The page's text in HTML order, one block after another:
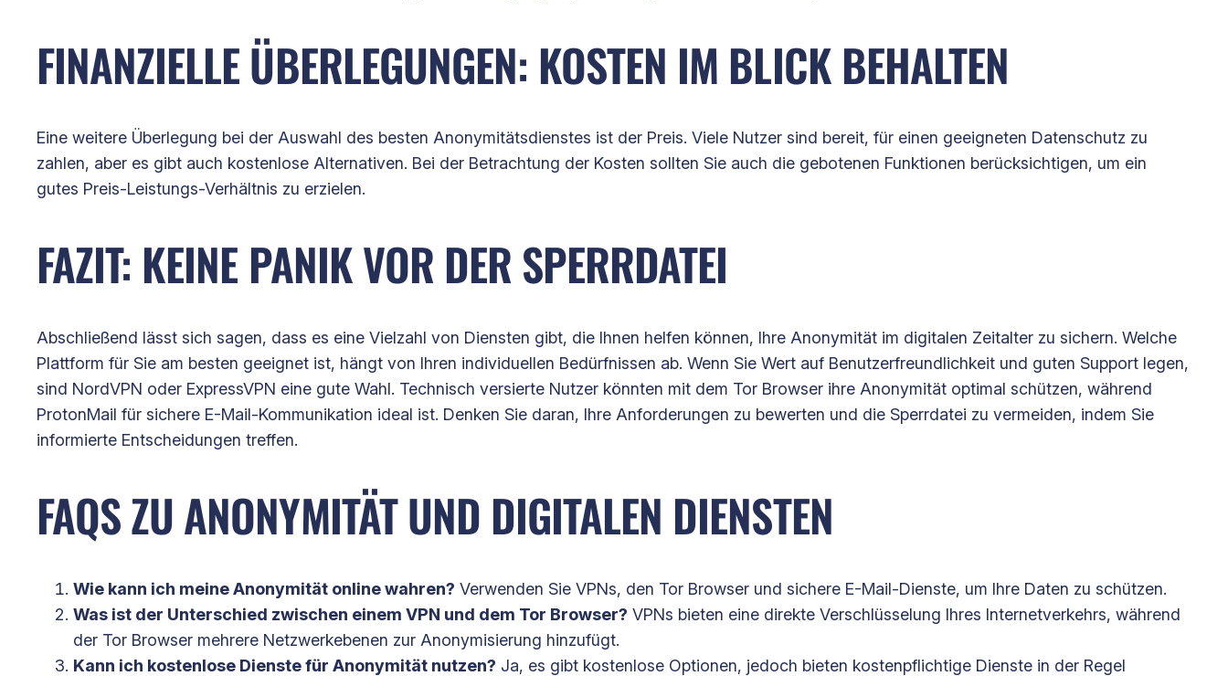
FINANZIELLE ÜBERLEGUNGEN: KOSTEN IM BLICK BEHALTEN
Eine weitere Überlegung bei der Auswahl des besten Anonymitätsdienstes ist der Preis. Viele Nutzer sind bereit, für einen geeigneten Datenschutz zu
zahlen, aber es gibt auch kostenlose Alternativen. Bei der Betrachtung der Kosten sollten Sie auch die gebotenen Funktionen berücksichtigen, um ein
gutes Preis-Leistungs-Verhältnis zu erzielen.
FAZIT: KEINE PANIK VOR DER SPERRDATEI
Abschließend lässt sich sagen, dass es eine Vielzahl von Diensten gibt, die Ihnen helfen können, Ihre Anonymität im digitalen Zeitalter zu sichern. Welche
Plattform für Sie am besten geeignet ist, hängt von Ihren individuellen Bedürfnissen ab. Wenn Sie Wert auf Benutzerfreundlichkeit und guten Support legen,
sind NordVPN oder ExpressVPN eine gute Wahl. Technisch versierte Nutzer könnten mit dem Tor Browser ihre Anonymität optimal schützen, während
ProtonMail für sichere E-Mail-Kommunikation ideal ist. Denken Sie daran, Ihre Anforderungen zu bewerten und die Sperrdatei zu vermeiden, indem Sie
informierte Entscheidungen treffen.
FAQS ZU ANONYMITÄT UND DIGITALEN DIENSTEN
Wie kann ich meine Anonymität online wahren? Verwenden Sie VPNs, den Tor Browser und sichere E-Mail-Dienste, um Ihre Daten zu schützen.
Was ist der Unterschied zwischen einem VPN und dem Tor Browser? VPNs bieten eine direkte Verschlüsselung Ihres Internetverkehrs, während
der Tor Browser mehrere Netzwerkebenen zur Anonymisierung hinzufügt.
Kann ich kostenlose Dienste für Anonymität nutzen? Ja, es gibt kostenlose Optionen, jedoch bieten kostenpflichtige Dienste in der Regel